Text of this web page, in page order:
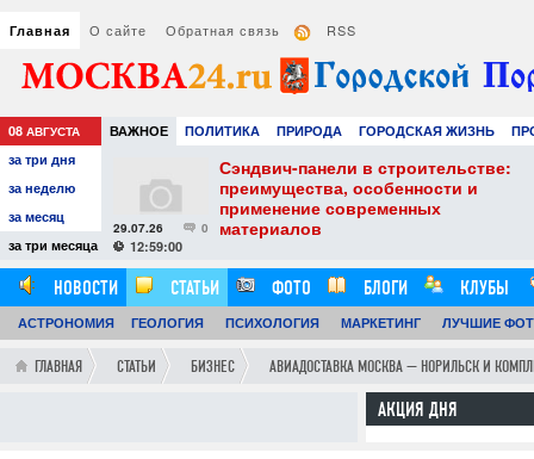
Главная О сайте Обратная связь RSS
08 АВГУСТА ВАЖНОЕ ПОЛИТИКА ПРИРОДА ГОРОДСКАЯ ЖИЗНЬ
ТЕХНОЛОГИИ
за три дня
за неделю
за месяц
за три месяца
советы для
0
29.07.26
12:59:00
Сэндвич-панели в строительстве:
преимущества, особенности и
применение современных
материалов
НОВОСТИ СТАТЬИ ФОТО БЛОГИ
КЛУБЫ
ОБЗОРЫ
ВИДЕОРЕПОРТАЖИ
АСТРОНОМИЯ ГЕОЛОГИЯ ПСИХОЛОГИЯ МАРКЕТИНГ ЛУЧШИЕ
ГЛАВНАЯ СТАТЬИ БИЗНЕС АВИАДОСТАВКА МОСКВА — НОРИЛЬСК И
АКЦИЯ ДНЯ